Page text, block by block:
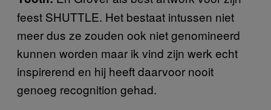
feest SHUTTLE. Het bestaat intussen niet
meer dus ze zouden ook niet genomineerd
kunnen worden maar ik vind zijn werk echt
inspirerend en hij heeft daarvoor nooit
genoeg recognition gehad.